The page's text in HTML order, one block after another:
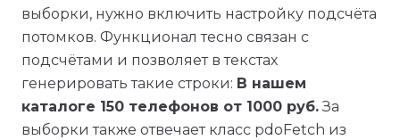
выборки, нужно включить настройку подсчёта
потомков. Функционал тесно связан с
подсчётами и позволяет в текстах
генерировать такие строки: В нашем
каталоге 150 телефонов от 1000 руб.За
выборки также отвечает класс pdoFetch из